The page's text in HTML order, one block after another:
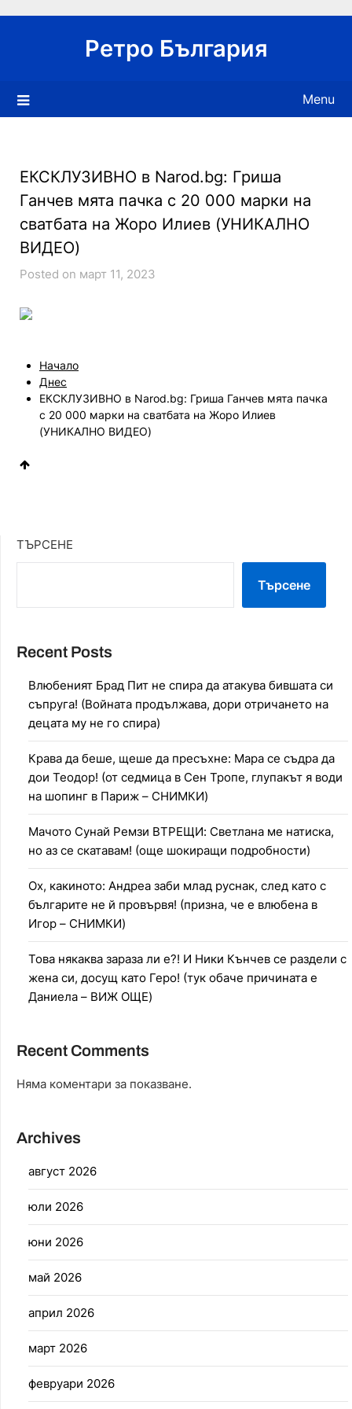
Ретро България
Menu
ЕКСКЛУЗИВНО в Narod.bg: Гриша
Ганчев мята пачка с 20 000 марки на
сватбата на Жоро Илиев (УНИКАЛНО
ВИДЕО)
Posted on март 11, 2023
Начало
Днес
ЕКСКЛУЗИВНО в Narod.bg: Гриша Ганчев мята пачка
с 20 000 марки на сватбата на Жоро Илиев
(УНИКАЛНО ВИДЕО)
ТЪРСЕНЕ
Търсене
Recent Posts
Влюбеният Брад Пит не спира да атакува бившата си
съпруга! (Войната продължава, дори отричането на
децата му не го спира)
Крава да беше, щеше да пресъхне: Мара се съдра да
дои Теодор! (от седмица в Сен Тропе, глупакът я води
на шопинг в Париж – СНИМКИ)
Мачото Сунай Ремзи ВТРЕЩИ: Светлана ме натиска,
но аз се скатавам! (още шокиращи подробности)
Ох, какиното: Андреа заби млад руснак, след като с
българите не й провървя! (призна, че е влюбена в
Игор – СНИМКИ)
Това някаква зараза ли е?! И Ники Кънчев се раздели с
жена си, досущ като Геро! (тук обаче причината е
Даниела – ВИЖ ОЩЕ)
Recent Comments
Няма коментари за показване.
Archives
август 2026
юли 2026
юни 2026
май 2026
април 2026
март 2026
февруари 2026